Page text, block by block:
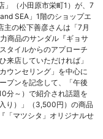
」（小田原市栄町1）が、7
SEA」1階のショップエ
主の松下善彦さんは「7月
商品のサンダル『ギョサ
タイルからのアプローチ
来店していただければ」
ウンセリング」を中心に
プンを記念して、「午後
分～）で紹介され話題を
り）」（3,500円）の商品
「マツシタ」オリジナルせ